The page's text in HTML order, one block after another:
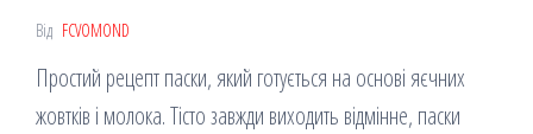
Від FCVOMOND
Простий рецепт паски, який готується на основі яєчних
жовтків і молока. Тісто завжди виходить відмінне, паски